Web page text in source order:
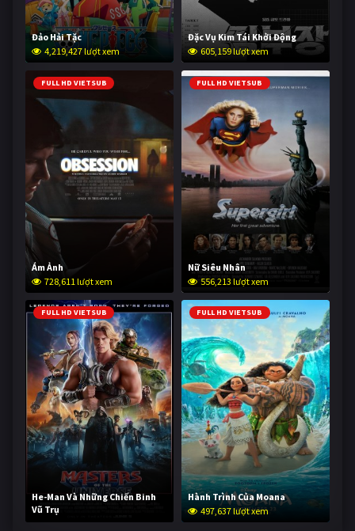
Đảo Hải Tặc
4,219,427 lượt xem
Đặc Vụ Kim Tái Khởi Động
605,159 lượt xem
FULL HD VIETSUB
Ám Ảnh
728,611 lượt xem
FULL HD VIETSUB
Nữ Siêu Nhân
556,213 lượt xem
FULL HD VIETSUB
He-Man Và Những Chiến Binh
Vũ Trụ
246,999 lượt xem
FULL HD VIETSUB
Hành Trình Của Moana
497,637 lượt xem